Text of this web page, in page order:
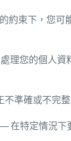
約束下，您可
理您的個人資
準確或不完整
在特定情況下